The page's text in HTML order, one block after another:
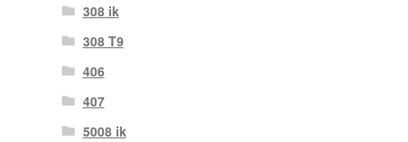
308 ik
308 T9
406
407
5008 ik